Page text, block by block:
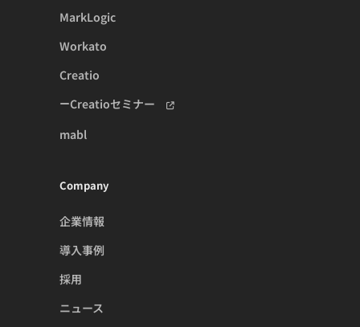
MarkLogic
Workato
Creatio
Creatioセミナー
mabl
Company
企業情報
導入事例
採用
ニュース